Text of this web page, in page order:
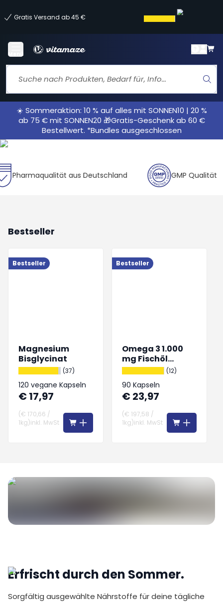
Gratis Versand ab 45 €
Menü
☀️ Sommeraktion: 10 % auf alles mit SONNEN10 | 20 %
ab 75 € mit SONNEN20 🎁Gratis-Geschenk ab 60 €
Bestellwert. *Bundles ausgeschlossen
aus Deutschland GMP Qualität
Bestseller
Bestseller
Magnesium
Bisglycinat
(37)
120 vegane Kapseln
€ 17,97
(€ 170,66 /
1kg)inkl. MwSt
Bestseller
Omega 3 1.000
mg Fischöl
hochdosiert
(12)
90 Kapseln
€ 23,97
(€ 197,58 /
1kg)inkl. MwSt
Erfrischt durch den Sommer.
Sorgfältig ausgewählte Nährstoffe für deine tägliche